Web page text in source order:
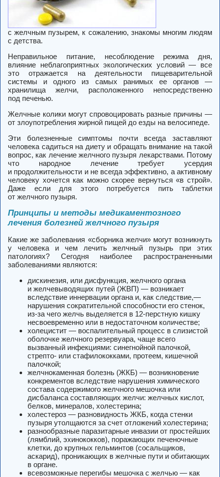
с желчным пузырем, к сожалению, знакомы многим людям
с детства.
Неправильное питание, несоблюдение режима дня,
влияние неблагоприятных экологических условий — все
это отражается на деятельности пищеварительной
системы и одного из самых ранимых ее органов —
хранилища желчи, расположенного непосредственно
под печенью.
Желчные колики могут спровоцировать разные причины —
от злоупотребления жирной пищей до езды на велосипеде.
Эти болезненные симптомы почти всегда заставляют
человека садиться на диету и обращать внимание на такой
вопрос, как лечение желчного пузыря лекарствами. Потому
что народное лечение требует усердия
и продолжительности и не всегда эффективно, а активному
человеку хочется как можно скорее вернуться «в строй».
Даже если для этого потребуется пить таблетки
от желчного пузыря.
Принципы и методы медикаментозного
лечения болезней желчного пузыря
Какие же заболевания «сборника желчи» могут возникнуть
у человека и чем лечить желчный пузырь при этих
патологиях? Сегодня наиболее распространенными
заболеваниями являются:
дискинезия, или дисфункция, желчного органа
и желчевыводящих путей (ЖВП) — возникает
вследствие иннервации органа и, как следствие,—
нарушения сократительной способности его стенок,
из-за чего желчь выделяется в 12-перстную кишку
несвоевременно или в недостаточном количестве;
холецистит — воспалительный процесс в слизистой
оболочке желчного резервуара, чаще всего
вызванный инфекциями: синегнойной палочкой,
стрепто- или стафилококками, протеем, кишечной
палочкой;
желчнокаменная болезнь (ЖКБ) — возникновение
конкрементов вследствие нарушения химического
состава содержимого желчного мешочка или
дисбаланса составляющих желчи: желчных кислот,
белков, минералов, холестерина;
холестероз — разновидность ЖКБ, когда стенки
пузыря утолщаются за счет отложений холестерина;
разнообразные паразитарные инвазии от простейших
(лямблий, эхинококков), поражающих печеночные
клетки, до крупных гельминтов (сосальщиков,
аскарид), проникающих в желчные пути и обитающих
в органе.
всевозможные перегибы мешочка с желчью — как